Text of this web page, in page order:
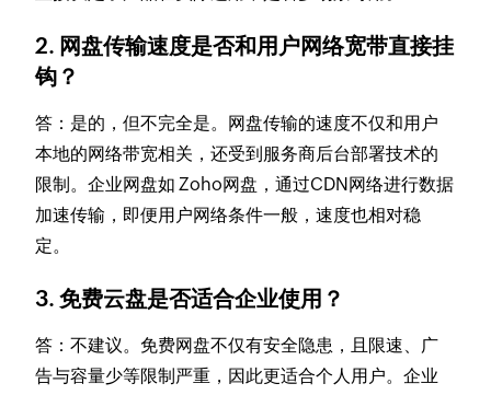
2. 网盘传输速度是否和用户网络宽带直接挂
钩？
答：是的，但不完全是。网盘传输的速度不仅和用户
本地的网络带宽相关，还受到服务商后台部署技术的
限制。企业网盘如 Zoho网盘，通过CDN网络进行数据
加速传输，即便用户网络条件一般，速度也相对稳
定。
3. 免费云盘是否适合企业使用？
答：不建议。免费网盘不仅有安全隐患，且限速、广
告与容量少等限制严重，因此更适合个人用户。企业